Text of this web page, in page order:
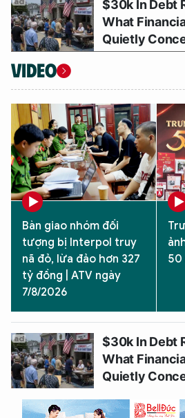
VIDEO
Bàn giao nhóm đối
tượng bị Interpol truy
nã đỏ, lừa đảo hơn 327
tỷ đồng | ATV ngày
7/8/2026
50